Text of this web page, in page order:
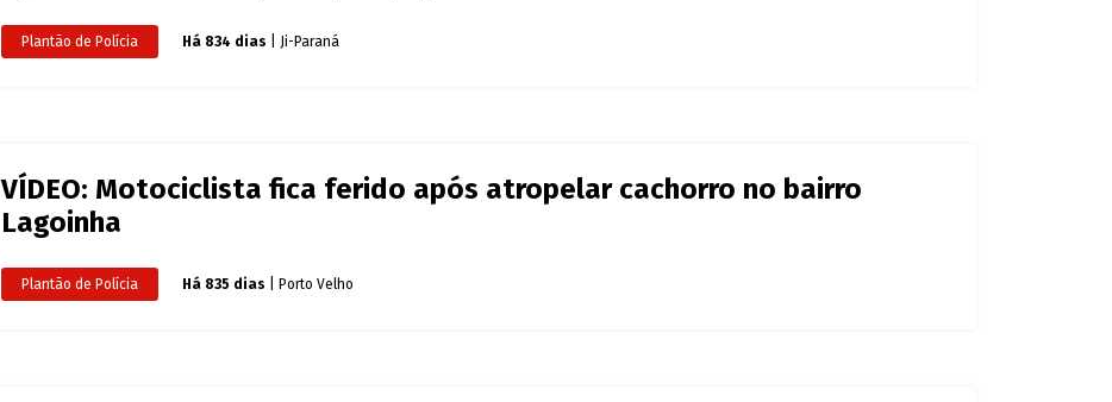
Plantão de Polícia Há 834 dias | Ji-Paraná
VÍDEO: Motociclista fica ferido após atropelar cachorro no bairro
Lagoinha
Plantão de Polícia Há 835 dias | Porto Velho